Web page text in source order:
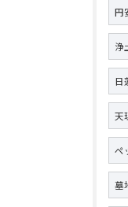
円
浄
日
天
ペ
墓